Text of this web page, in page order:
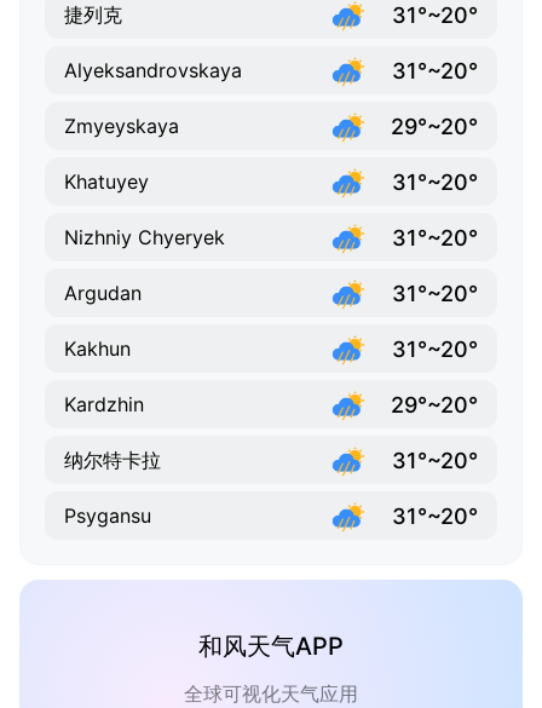
捷列克 31°~20°
Alyeksandrovskaya 31°~20°
Zmyeyskaya 29°~20°
Khatuyey 31°~20°
Nizhniy Chyeryek 31°~20°
Argudan 31°~20°
Kakhun 31°~20°
Kardzhin 29°~20°
纳尔特卡拉 31°~20°
Psygansu 31°~20°
和风天气APP
全球可视化天气应用